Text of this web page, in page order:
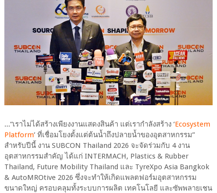
...“เราไม่ได้สร้างเพียงงานแสดงสินค้า แต่เรากำลังสร้าง ‘Ecosystem
Platform’ ที่เชื่อมโยงตั้งแต่ต้นน้ำถึงปลายน้ำของอุตสาหกรรม”
สำหรับปีนี้ งาน SUBCON Thailand 2026 จะจัดร่วมกับ 4 งาน
อุตสาหกรรมสำคัญ ได้แก่ INTERMACH, Plastics & Rubber
Thailand, Future Mobility Thailand และ TyreXpo Asia Bangkok
& AutoMROtive 2026 ซึ่งจะทำให้เกิดแพลตฟอร์มอุตสาหกรรม
ขนาดใหญ่ ครอบคลุมทั้งระบบการผลิต เทคโนโลยี และซัพพลายเชน